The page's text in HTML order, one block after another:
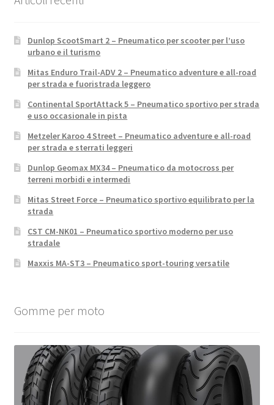
Dunlop ScootSmart 2 – Pneumatico per scooter per l’uso
urbano e il turismo
Mitas Enduro Trail-ADV 2 – Pneumatico adventure e all-road
per strada e fuoristrada leggero
Continental SportAttack 5 – Pneumatico sportivo per strada
e uso occasionale in pista
Metzeler Karoo 4 Street – Pneumatico adventure e all-road
per strada e sterrati leggeri
Dunlop Geomax MX34 – Pneumatico da motocross per
terreni morbidi e intermedi
Mitas Street Force – Pneumatico sportivo equilibrato per la
strada
CST CM-NK01 – Pneumatico sportivo moderno per uso
stradale
Maxxis MA-ST3 – Pneumatico sport-touring versatile
Gomme per moto